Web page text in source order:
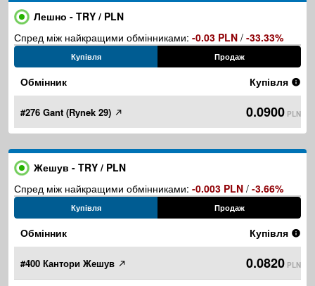
Лешно - TRY / PLN
Спред між найкращими обмінниками: -0.03 PLN / -33.33%
Купівля Продаж
Обмінник Купівля
#276 Gant (Rynek 29) 0.0900 PLN
Жешув - TRY / PLN
Спред між найкращими обмінниками: -0.003 PLN / -3.66%
Купівля Продаж
Обмінник Купівля
#400 Кантори Жешув 0.0820 PLN